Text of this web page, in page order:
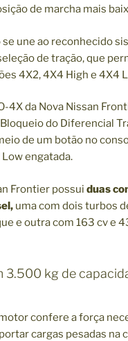
de marcha mais
se une ao reconhecido
de tração, que
4X2, 4X4 High e 4X4
4X da Nova Nissan
do Diferencial
de um botão no
engatada.
Frontier possui duas
uma com dois turbos
e outra com 163 cv e
3.500 kg de
confere a força
cargas pesadas na